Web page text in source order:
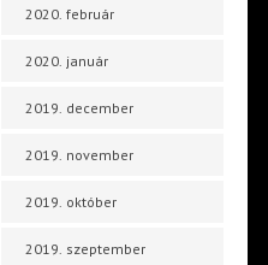
2020. február
2020. január
2019. december
2019. november
2019. október
2019. szeptember